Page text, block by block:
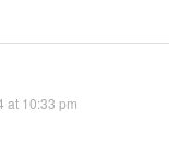
at 10:33 pm